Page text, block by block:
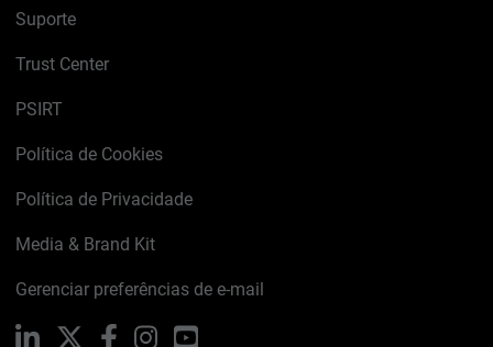
Suporte
Trust Center
PSIRT
Política de Cookies
Política de Privacidade
Media & Brand Kit
Gerenciar preferências de e-mail
LinkedIn FacebookInstagramYouTube